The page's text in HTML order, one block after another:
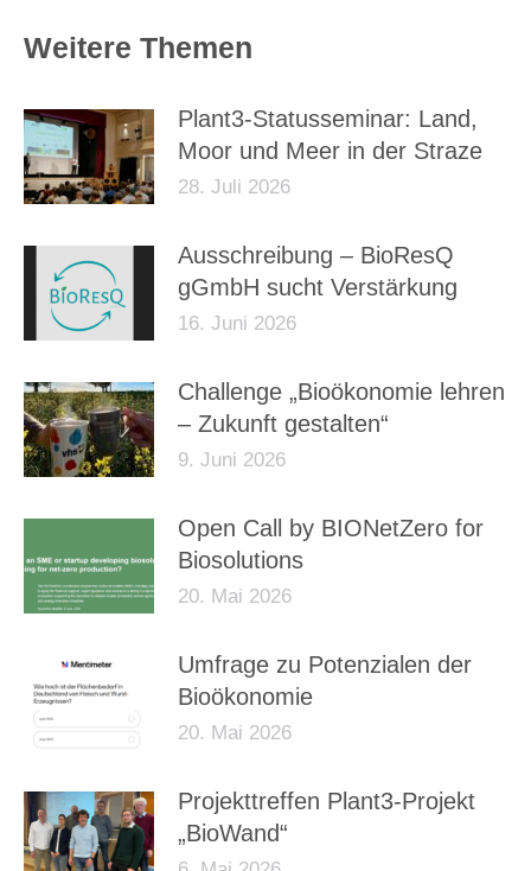
Weitere Themen
Plant3-Statusseminar: Land,
Moor und Meer in der Straze
28. Juli 2026
Ausschreibung – BioResQ
gGmbH sucht Verstärkung
16. Juni 2026
Challenge „Bioökonomie lehren
– Zukunft gestalten“
9. Juni 2026
Open Call by BIONetZero for
Biosolutions
20. Mai 2026
Umfrage zu Potenzialen der
Bioökonomie
20. Mai 2026
Projekttreffen Plant3-Projekt
„BioWand“